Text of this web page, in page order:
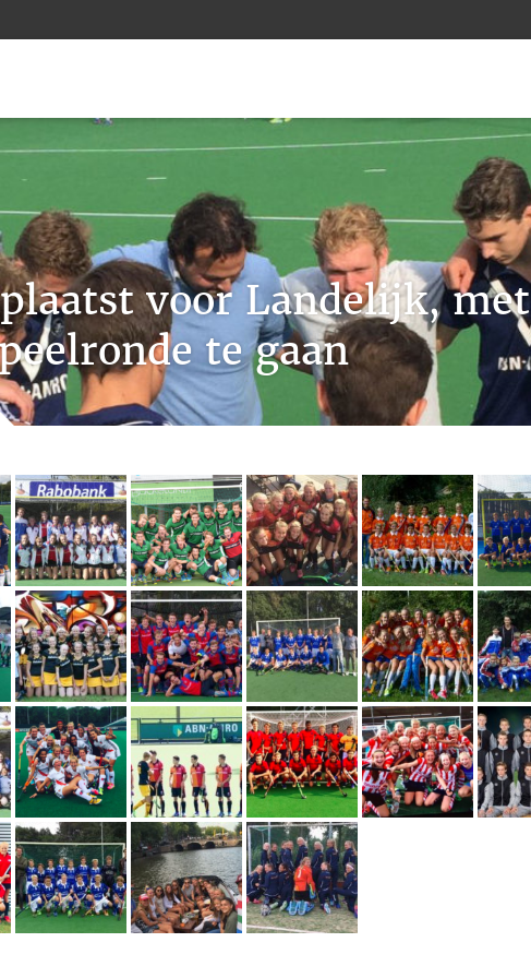
voor Landelijk, met
te gaan